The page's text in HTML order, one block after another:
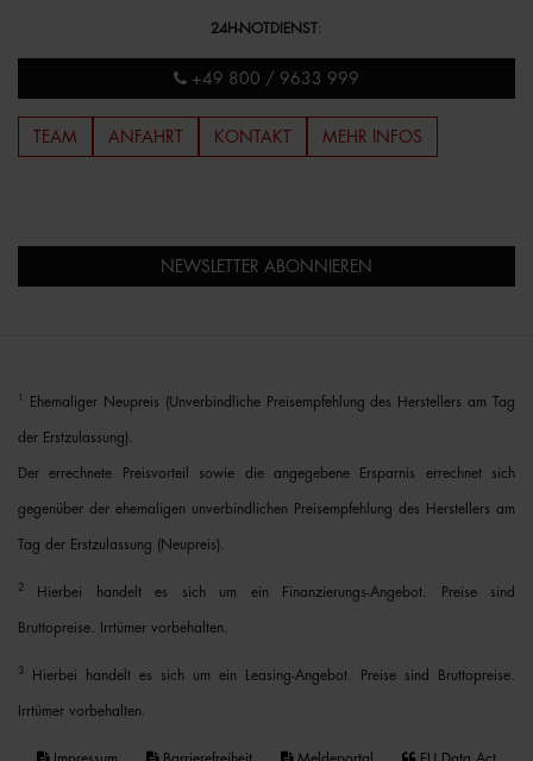
24H-NOTDIENST:
+49 800 / 9633 999
TEAM ANFAHRT KONTAKT MEHR INFOS
NEWSLETTER ABONNIEREN
Ehemaliger Neupreis (Unverbindliche Preisempfehlung des Herstellers am Tag
der Erstzulassung).
Der errechnete Preisvorteil sowie die angegebene Ersparnis errechnet sich
gegenüber der ehemaligen unverbindlichen Preisempfehlung des Herstellers am
Tag der Erstzulassung (Neupreis).
2 Hierbei handelt es sich um ein Finanzierungs-Angebot. Preise sind
Bruttopreise. Irrtümer vorbehalten.
3 Hierbei handelt es sich um ein Leasing-Angebot. Preise sind Bruttopreise.
Irrtümer vorbehalten.